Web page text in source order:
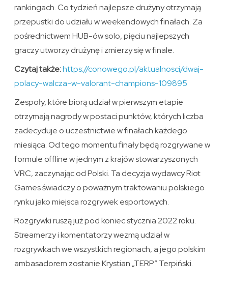
rankingach. Co tydzień najlepsze drużyny otrzymają
przepustki do udziału w weekendowych finałach. Za
pośrednictwem HUB-ów solo, pięciu najlepszych
graczy utworzy drużynę i zmierzy się w finale.
Czytaj także:https://conowego.pl/aktualnosci/dwaj-
polacy-walcza-w-valorant-champions-109895
Zespoły, które biorą udział w pierwszym etapie
otrzymają nagrody w postaci punktów, których liczba
zadecyduje o uczestnictwie w finałach każdego
miesiąca. Od tego momentu finały będą rozgrywane w
formule offline w jednym z krajów stowarzyszonych
VRC, zaczynając od Polski. Ta decyzja wydawcy Riot
Games świadczy o poważnym traktowaniu polskiego
rynku jako miejsca rozgrywek esportowych.
Rozgrywki ruszą już pod koniec stycznia 2022 roku.
Streamerzy i komentatorzy wezmą udział w
rozgrywkach we wszystkich regionach, a jego polskim
ambasadorem zostanie Krystian „TERP” Terpiński.